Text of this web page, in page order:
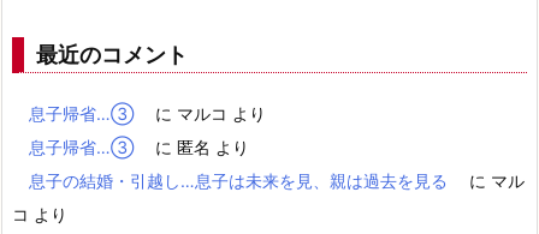
最近のコメント
息子帰省…③ に マルコ より
息子帰省…③
に 匿名 より
息子の結婚・引越し…息子は未来を見、親は過去を見る
に マル
コ より